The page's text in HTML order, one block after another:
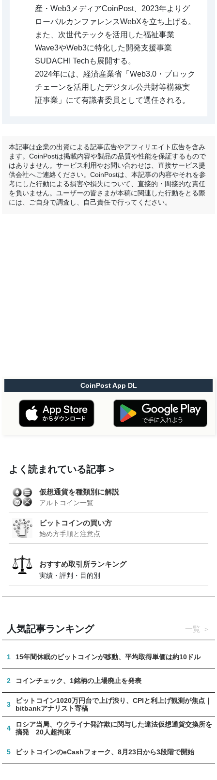
産・Web3メディアCoinPost、2023年よりグ
ローバルカンファレンスWebXを立ち上げる。
また、次世代テックを活用した福祉事業
Wave3やWeb3に特化した開発支援事業
SUDACHI Techも展開する。
2024年には、経済産業省「Web3.0・ブロック
チェーンを活用したデジタル公共財等構築実
証事業」にて有識者委員として選任される。
本記事は企業の出資による記事広告やアフィリエイト広告を含み
ます。CoinPostは掲載内容や製品の品質や性能を保証するもので
はありません。サービス利用やお問い合わせは、直接サービス提
供会社へご連絡ください。CoinPostは、本記事の内容やそれを参
考にした行動による損害や損失について、直接的・間接的な責任
を負いません。ユーザーの皆さまが本稿に関連した行動をとる際
には、ご自身で調査し、自己責任で行ってください。
CoinPost App DL
よく読まれている記事
仮想通貨を種類別に解説
アルトコイン一覧
ビットコインの買い方
始め方手順と注意点
おすすめ取引所ランキング
実績・評判・目的別
人気記事ランキング 一覧
1 15年間休眠のビットコインが移動、平均取得単価は約10ドル
2 コインチェック、1銘柄の上場廃止を発表
3
ビットコイン1020万円台で上げ渋り、CPIと利上げ観測が焦点｜
bitbankアナリスト寄稿
4
ロシア当局、ウクライナ発詐欺に関与した違法仮想通貨交換所を
摘発 20人超拘束
5 ビットコインのeCashフォーク、8月23日から3段階で開始